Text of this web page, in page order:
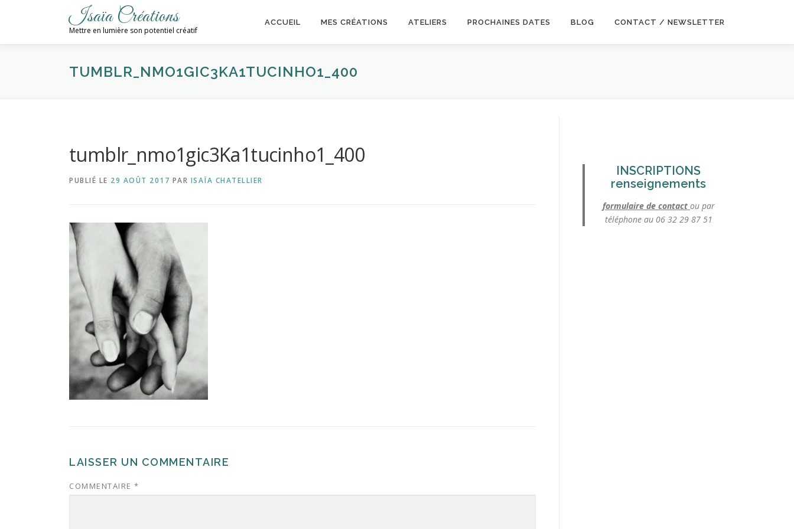
Isaïa Créations
Mettre en lumière son potentiel créatif
ACCUEIL MES CRÉATIONS ATELIERS PROCHAINES DATES BLOG CONTACT / NEWSLETTER
TUMBLR_NMO1GIC3KA1TUCINHO1_400
tumblr_nmo1gic3Ka1tucinho1_400
PUBLIÉ LE 29 AOÛT 2017 PAR ISAÏA CHATELLIER
LAISSER UN COMMENTAIRE
COMMENTAIRE *
INSCRIPTIONS
renseignements
formulaire de contact ou par
téléphone au 06 32 29 87 51